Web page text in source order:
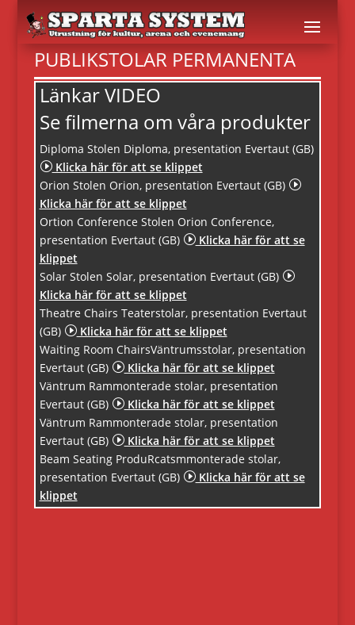
PUBLIKSTOLAR PERMANENTA
Länkar VIDEO
Se filmerna om våra produkter
Diploma Stolen Diploma, presentation Evertaut (GB)
IKlicka här för att se klippet
Orion Stolen Orion, presentation Evertaut (GB) I
Klicka här för att se klippet
Ortion Conference Stolen Orion Conference,
presentation Evertaut (GB) IKlicka här för att se
klippet
Solar Stolen Solar, presentation Evertaut (GB) I
Klicka här för att se klippet
Theatre Chairs Teaterstolar, presentation Evertaut
(GB) IKlicka här för att se klippet
Waiting Room ChairsVäntrumsstolar, presentation
Evertaut (GB) IKlicka här för att se klippet
Väntrum Rammonterade stolar, presentation
Evertaut (GB) IKlicka här för att se klippet
Väntrum Rammonterade stolar, presentation
Evertaut (GB) IKlicka här för att se klippet
Beam Seating ProduRcatsmmonterade stolar,
presentation Evertaut (GB) IKlicka här för att se
klippet